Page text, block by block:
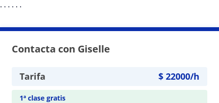
· · · · · ·
Contacta con Giselle
Tarifa $ 22000/h
1ª clase gratis